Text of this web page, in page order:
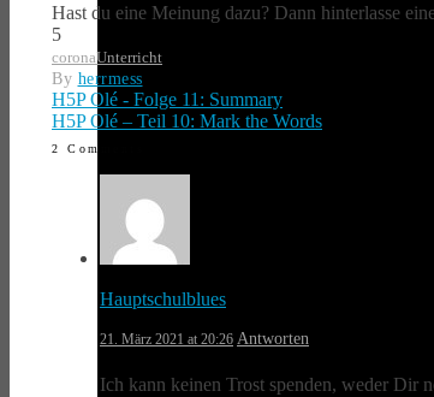
Hast du eine Meinung dazu? Dann hinterlasse
5
coronaUnterricht
By herrmess
H5P Olé - Folge 11: Summary
H5P Olé – Teil 10: Mark the Words
2 Comments
Hauptschulblues
21. März 2021 at 20:26 Antworten
Ich kann keinen Trost spenden, weder Dir